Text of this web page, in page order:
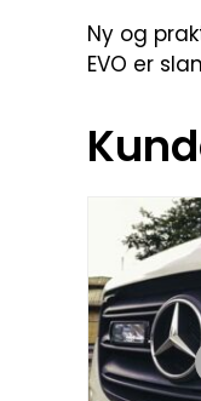
Ny og
EVO er